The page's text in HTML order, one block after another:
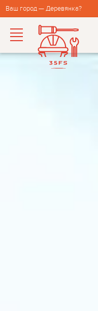
Ваш город — Деревянка?